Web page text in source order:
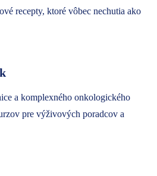
recepty, ktoré vôbec nechutia ako
a komplexného onkologického
pre výživových poradcov a